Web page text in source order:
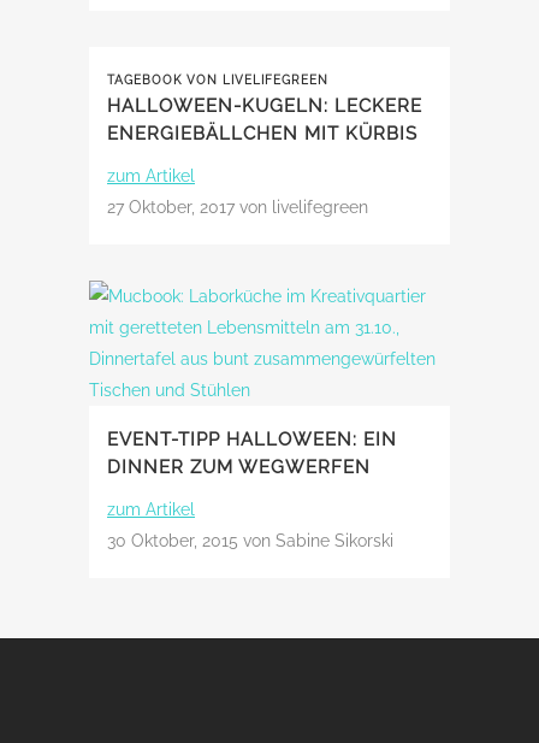
TAGEBOOK VON LIVELIFEGREEN
HALLOWEEN-KUGELN: LECKERE
ENERGIEBÄLLCHEN MIT KÜRBIS
zum Artikel
27 Oktober, 2017 von livelifegreen
EVENT-TIPP HALLOWEEN: EIN
DINNER ZUM WEGWERFEN
zum Artikel
30 Oktober, 2015 von Sabine Sikorski